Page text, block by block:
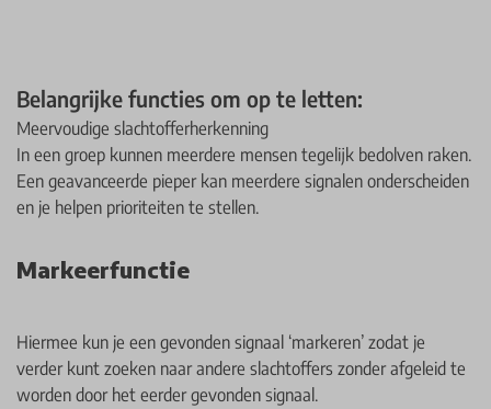
Belangrijke functies om op te letten:
Meervoudige slachtofferherkenning
In een groep kunnen meerdere mensen tegelijk bedolven raken.
Een geavanceerde pieper kan meerdere signalen onderscheiden
en je helpen prioriteiten te stellen.
Markeerfunctie
Hiermee kun je een gevonden signaal ‘markeren’ zodat je
verder kunt zoeken naar andere slachtoffers zonder afgeleid te
worden door het eerder gevonden signaal.